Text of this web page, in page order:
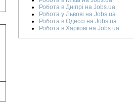
Робота в Дніпрі на Jobs.ua
Робота у Львові на Jobs.ua
Робота в Одессі на Jobs.ua
Робота в Харкові на Jobs.ua